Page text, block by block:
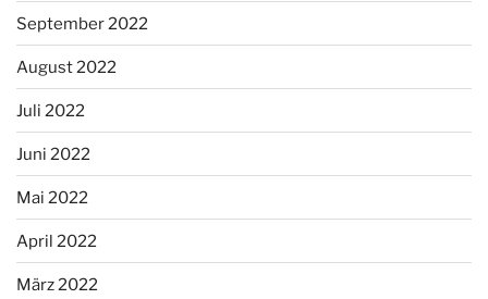
September 2022
August 2022
Juli 2022
Juni 2022
Mai 2022
April 2022
März 2022